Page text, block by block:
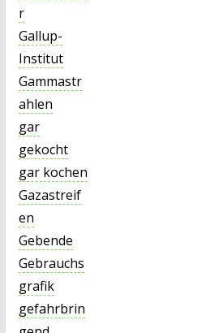
r
Gallup-
Institut
Gammastr
ahlen
gar
gekocht
gar kochen
Gazastreif
en
Gebende
Gebrauchs
grafik
gefahrbrin